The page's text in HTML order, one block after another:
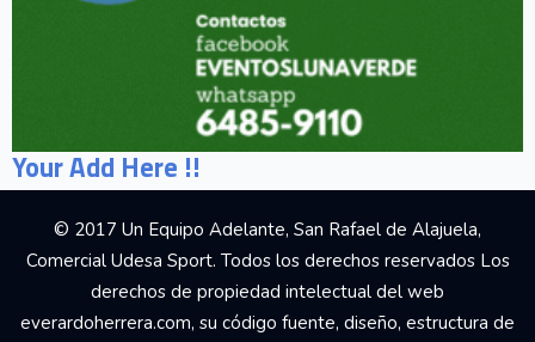
Your Add Here !!
© 2017 Un Equipo Adelante, San Rafael de Alajuela,
Comercial Udesa Sport. Todos los derechos reservados Los
derechos de propiedad intelectual del web
everardoherrera.com, su código fuente, diseño, estructura de